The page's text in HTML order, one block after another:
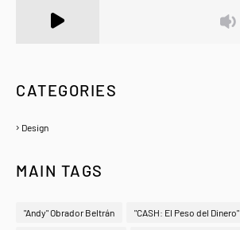
CATEGORIES
Design
MAIN TAGS
"Andy" Obrador Beltrán "CASH: El Peso del Dinero"